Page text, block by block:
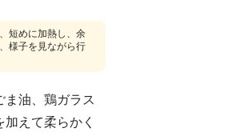
短めに加熱し、余
様子を見ながら行
油、鶏ガラス
えて柔らかく